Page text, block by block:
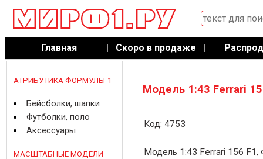
Главная | Скоро в продаже |
АТРИБУТИКА ФОРМУЛЫ-1
Бейсболки, шапки
Футболки, поло
Аксессуары
МАСШТАБНЫЕ МОДЕЛИ
Модель 1:43 Ferrari
Код: 4753
Модель 1:43 Ferrari 156 F1,